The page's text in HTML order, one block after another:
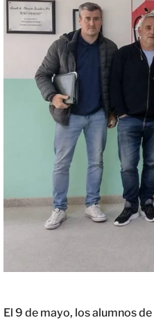
El 9 de mayo, los alumnos